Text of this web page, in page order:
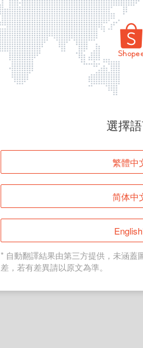
頁面無法
登入
返回首
選擇
繁體中
简体中
* 自動翻譯結果由第三方提供，未涵蓋
差，若有差異請以原文為準。